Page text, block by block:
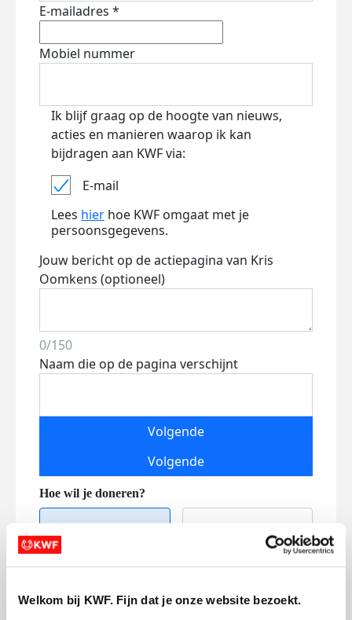
Welkom bij KWF. Fijn dat je onze website bezoekt.
E-mailadres *
Mobiel nummer
Ik blijf graag op de hoogte van nieuws,
acties en manieren waarop ik kan
bijdragen aan KWF via:
E-mail
Lees hier hoe KWF omgaat met je
persoonsgegevens.
Jouw bericht op de actiepagina van Kris
Oomkens (optioneel)
0/150
Naam die op de pagina verschijnt
Volgende
Volgende